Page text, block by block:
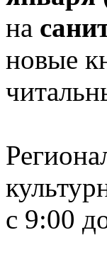
на
новые
с 9:00